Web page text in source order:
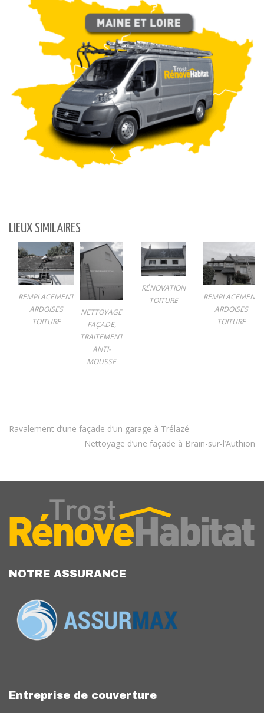
LIEUX SIMILAIRES
REMPLACEMENT
ARDOISES
TOITURE
NETTOYAGE
FAÇADE,
TRAITEMENT
ANTI-
MOUSSE
RÉNOVATION
TOITURE
REMPLACEMENT
ARDOISES
TOITURE
Ravalement d’une façade d’un garage à Trélazé
Nettoyage d’une façade à Brain-sur-l’Authion
NOTRE ASSURANCE
Entreprise de couverture